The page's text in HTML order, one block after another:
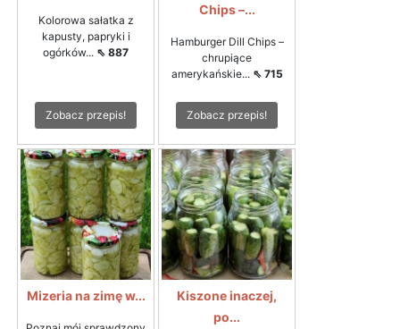
Kolorowa sałatka z
kapusty, papryki i
ogórków... ⇖ 887
Zobacz przepis!
Chips –...
Hamburger Dill Chips –
chrupiące
amerykańskie... ⇖ 715
Zobacz przepis!
Mizeria na zimę w...
Kiszone inaczej,
po...